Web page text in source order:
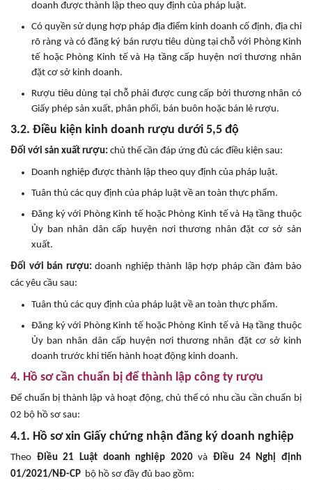
doanh được thành lập theo quy định của pháp luật.
Có quyền sử dụng hợp pháp địa điểm kinh doanh cố định, địa chỉ
rõ ràng và có đăng ký bán rượu tiêu dùng tại chỗ với Phòng Kinh
tế hoặc Phòng Kinh tế và Hạ tầng cấp huyện nơi thương nhân
đặt cơ sở kinh doanh.
Rượu tiêu dùng tại chỗ phải được cung cấp bởi thương nhân có
Giấy phép sản xuất, phân phối, bán buôn hoặc bán lẻ rượu.
3.2. Điều kiện kinh doanh rượu dưới 5,5 độ
Đối với sản xuất rượu: chủ thể cần đáp ứng đủ các điều kiện sau:
Doanh nghiệp được thành lập theo quy định của pháp luật.
Tuân thủ các quy định của pháp luật về an toàn thực phẩm.
Đăng ký với Phòng Kinh tế hoặc Phòng Kinh tế và Hạ tầng thuộc
Ủy ban nhân dân cấp huyện nơi thương nhân đặt cơ sở sản
xuất.
Đối với bán rượu: doanh nghiệp thành lập hợp pháp cần đảm bảo
các yêu cầu sau:
Tuân thủ các quy định của pháp luật về an toàn thực phẩm.
Đăng ký với Phòng Kinh tế hoặc Phòng Kinh tế và Hạ tầng thuộc
Ủy ban nhân dân cấp huyện nơi thương nhân đặt cơ sở kinh
doanh trước khi tiến hành hoạt động kinh doanh.
4. Hồ sơ cần chuẩn bị để thành lập công ty rượu
Để chuẩn bị thành lập và hoạt động, chủ thể có nhu cầu cần chuẩn bị
02 bộ hồ sơ sau:
4.1. Hồ sơ xin Giấy chứng nhận đăng ký doanh nghiệp
Theo Điều 21 Luật doanh nghiệp 2020vàĐiều 24 Nghị định
01/2021/NĐ-CP bộ hồ sơ đầy đủ bao gồm: